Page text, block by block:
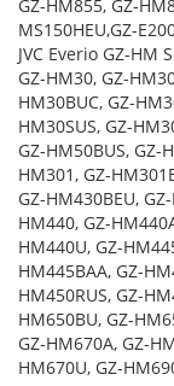
GZ-HM855, GZ-
MS150HEU,GZ-
JVC Everio GZ-HM
GZ-HM30, GZ-
HM30BUC, GZ-
HM30SUS, GZ-
GZ-HM50BUS, GZ-
HM301, GZ-
GZ-HM430BEU,
HM440, GZ-
HM440U, GZ-
HM445BAA, GZ-
HM450RUS, GZ-
HM650BU, GZ-
GZ-HM670A, GZ-
HM670U, GZ-